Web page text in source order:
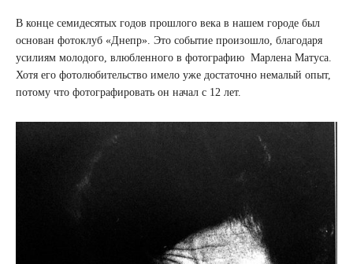
В конце семидесятых годов прошлого века в нашем городе был
основан фотоклуб «Днепр». Это событие произошло, благодаря
усилиям молодого, влюбленного в фотографию Марлена Матуса.
Хотя его фотолюбительство имело уже достаточно немалый опыт,
потому что фотографировать он начал с 12 лет.